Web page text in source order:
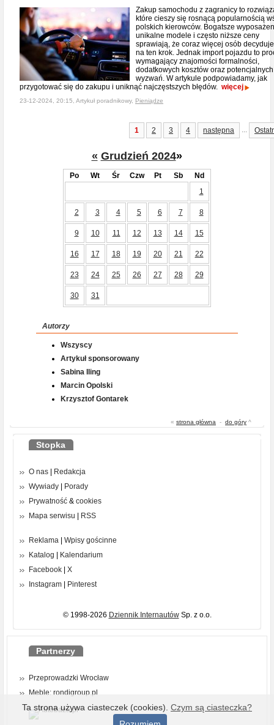
Zakup samochodu z zagranicy to
które cieszy się rosnącą popularnością
polskich kierowców. Bogatsze
unikalne modele i często niższe ceny
sprawiają, że coraz więcej osób
na ten krok. Jednak import pojazdu to
wymagający znajomości formalności,
dodatkowych kosztów oraz potencjalnych
wyzwań. W artykule podpowiadamy, jak
przygotować się do zakupu i uniknąć najczęstszych błędów. więcej
23-12-2024, 20:15, Artykuł poradnikowy, Pieniądze
1 2 3 4 następna ...
« Grudzień 2024»
Po Wt Śr Czw Pt Sb
Nd
1
2 3 4 5 6 7 8
9 10 11 12 13 14 15
16 17 18 19 20 21 22
23 24 25 26 27 28 29
30 31
Autorzy
Wszyscy
Artykuł sponsorowany
Sabina Iling
Marcin Opolski
Krzysztof Gontarek
« strona główna - do góry ^
Stopka
O nas | Redakcja
Wywiady | Porady
Prywatność & cookies
Mapa serwisu | RSS
Reklama | Wpisy gościnne
Katalog | Kalendarium
Facebook | X
Instagram | Pinterest
© 1998-2026 Dziennik InternautówSp. z o.o.
Partnerzy
Przeprowadzki Wrocław
Meble: rondigroup.pl
Ta strona używa ciasteczek (cookies). Czym są ciasteczka?